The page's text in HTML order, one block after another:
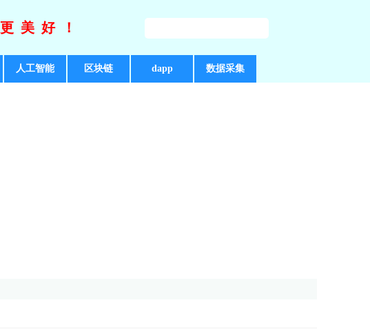
美好！
人工智能 区块链 dapp 数据采集